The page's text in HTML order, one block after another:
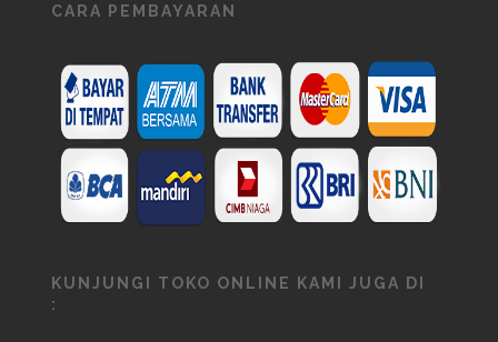
CARA PEMBAYARAN
KUNJUNGI TOKO ONLINE KAMI JUGA DI
: